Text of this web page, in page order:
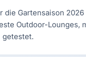
Gartensaison
Outdoor-Lounges,
getestet.